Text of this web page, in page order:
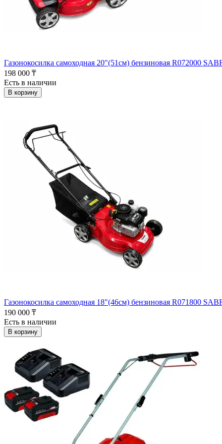
Газонокосилка самоходная 20"(51см) бензиновая R072000
198 000 ₸
Есть в наличии
В корзину
Газонокосилка самоходная 18"(46см) бензиновая R071800
190 000 ₸
Есть в наличии
В корзину